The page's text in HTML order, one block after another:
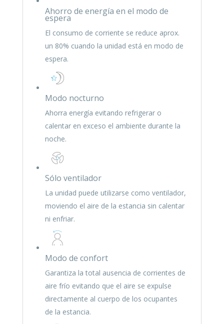
Ahorro de energía en el modo de
espera
El consumo de corriente se reduce aprox.
un 80% cuando la unidad está en modo de
espera.
Modo nocturno
Ahorra energía evitando refrigerar o
calentar en exceso el ambiente durante la
noche.
Sólo ventilador
La unidad puede utilizarse como ventilador,
moviendo el aire de la estancia sin calentar
ni enfriar.
Modo de confort
Garantiza la total ausencia de corrientes de
aire frío evitando que el aire se expulse
directamente al cuerpo de los ocupantes
de la estancia.